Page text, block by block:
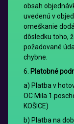
obsah
uvedenú v
omeškanie
dôsledku toho,
požadované
chybne.
6. Platobné
a) Platba v
OC Mila
KOŠICE)
b) Platba na